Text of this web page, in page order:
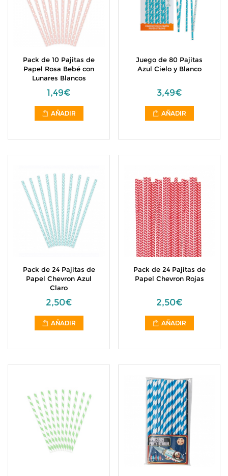
Pack de 10 Pajitas de
Papel Rosa Bebé con
Lunares Blancos
1,49€
AÑADIR
Juego de 80 Pajitas
Azul Cielo y Blanco
3,49€
AÑADIR
Pack de 24 Pajitas de
Papel Chevron Azul
Claro
2,50€
AÑADIR
Pack de 24 Pajitas de
Papel Chevron Rojas
2,50€
AÑADIR